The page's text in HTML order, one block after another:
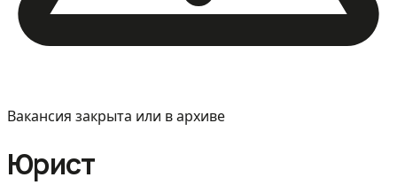
Вакансия закрыта или в архиве
Юрист